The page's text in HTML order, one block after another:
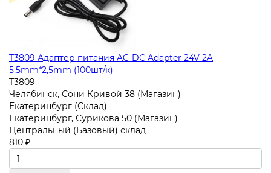
T3809 Адаптер питания AC-DC Adapter 24V 2A
5,5mm*2,5mm (100шт/к)
T3809
Челябинск, Сони Кривой 38 (Магазин)
Екатеринбург (Склад)
Екатеринбург, Сурикова 50 (Магазин)
Центральный (Базовый) склад
810 ₽